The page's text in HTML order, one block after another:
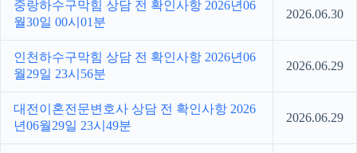
중랑하수구막힘 상담 전 확인사항 2026년06
월30일 00시01분
2026.06.30
인천하수구막힘 상담 전 확인사항 2026년06
월29일 23시56분
2026.06.29
대전이혼전문변호사 상담 전 확인사항 2026
년06월29일 23시49분
2026.06.29